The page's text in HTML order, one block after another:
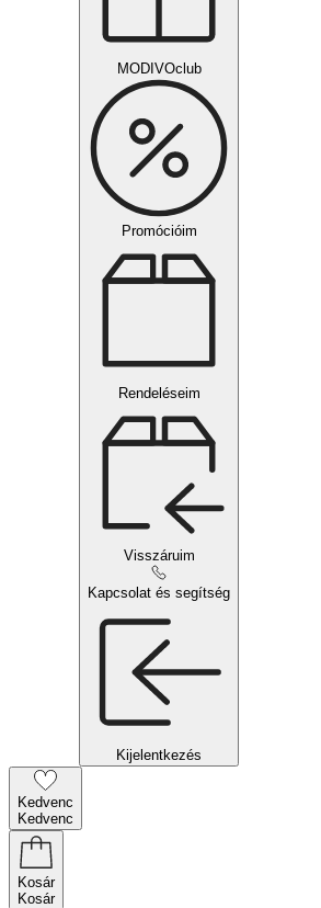
MODIVOclub
Promócióim
Rendeléseim
Visszáruim
Kapcsolat és segítség
Kijelentkezés
Kedvenc
Kedvenc
Kosár
Kosár